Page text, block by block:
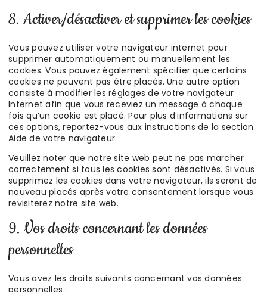
8. Activer/désactiver et supprimer les cookies
Vous pouvez utiliser votre navigateur internet pour
supprimer automatiquement ou manuellement les
cookies. Vous pouvez également spécifier que certains
cookies ne peuvent pas être placés. Une autre option
consiste à modifier les réglages de votre navigateur
Internet afin que vous receviez un message à chaque
fois qu’un cookie est placé. Pour plus d’informations sur
ces options, reportez-vous aux instructions de la section
Aide de votre navigateur.
Veuillez noter que notre site web peut ne pas marcher
correctement si tous les cookies sont désactivés. Si vous
supprimez les cookies dans votre navigateur, ils seront de
nouveau placés après votre consentement lorsque vous
revisiterez notre site web.
9. Vos droits concernant les données
personnelles
Vous avez les droits suivants concernant vos données